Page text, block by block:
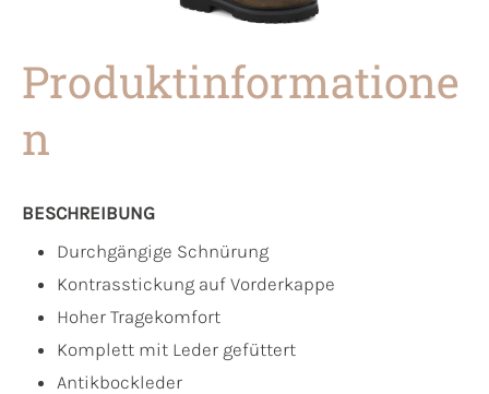
Produktinformatione
n
BESCHREIBUNG
Durchgängige Schnürung
Kontrasstickung auf Vorderkappe
Hoher Tragekomfort
Komplett mit Leder gefüttert
Antikbockleder